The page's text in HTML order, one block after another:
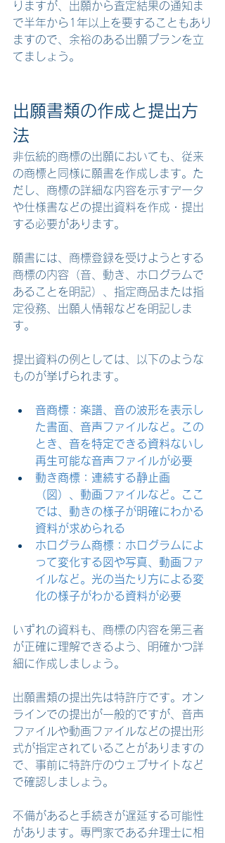
りますが、出願から査定結果の通知ま
で半年から1年以上を要することもあり
ますので、余裕のある出願プランを立
てましょう。
出願書類の作成と提出方
法
非伝統的商標の出願においても、従来
の商標と同様に願書を作成します。た
だし、商標の詳細な内容を示すデータ
や仕様書などの提出資料を作成・提出
する必要があります。
願書には、商標登録を受けようとする
商標の内容（音、動き、ホログラムで
あることを明記）、指定商品または指
定役務、出願人情報などを明記しま
す。
提出資料の例としては、以下のような
ものが挙げられます。
音商標：楽譜、音の波形を表示し
た書面、音声ファイルなど。この
とき、音を特定できる資料ないし
再生可能な音声ファイルが必要
動き商標：連続する静止画
（図）、動画ファイルなど。ここ
では、動きの様子が明確にわかる
資料が求められる
ホログラム商標：ホログラムによ
って変化する図や写真、動画ファ
イルなど。光の当たり方による変
化の様子がわかる資料が必要
いずれの資料も、商標の内容を第三者
が正確に理解できるよう、明確かつ詳
細に作成しましょう。
出願書類の提出先は特許庁です。オン
ラインでの提出が一般的ですが、音声
ファイルや動画ファイルなどの提出形
式が指定されていることがありますの
で、事前に特許庁のウェブサイトなど
で確認しましょう。
不備があると手続きが遅延する可能性
があります。専門家である弁理士に相